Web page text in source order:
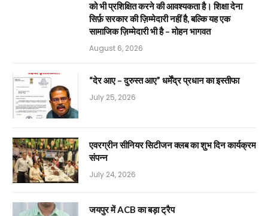
को भी प्रशिक्षित करने की आवश्यकता है। शिक्षा देना
सिर्फ़ सरकार की ज़िम्मेदारी नहीं है, बल्कि यह एक
सामाजिक ज़िम्मेदारी भी है – मोहन भागवत
August 6, 2026
“देर आए – दुरुस्त आए” धर्मेंद्र प्रधान का इस्तीफा
July 25, 2026
एवरग्रीन सीनियर सिटीजन क्लब का शुभ दिन कार्यक्रम
संपन्न
July 24, 2026
जयपुर में ACB का बड़ा ट्रैप